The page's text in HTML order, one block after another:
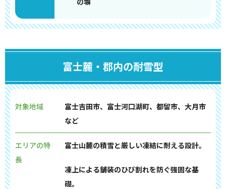
富士麓・郡内の耐雪型
対象地域
富士吉田市、富士河口湖町、都留市、大月市
など
エリアの特
長
富士山麓の積雪と厳しい凍結に耐える設計。
凍上による舗装のひび割れを防ぐ強固な基
礎。